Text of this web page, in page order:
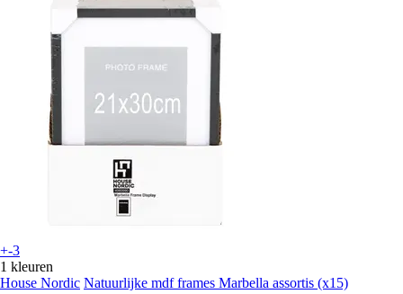
+-3
1 kleuren
House Nordic Natuurlijke mdf frames Marbella assortis (x15)